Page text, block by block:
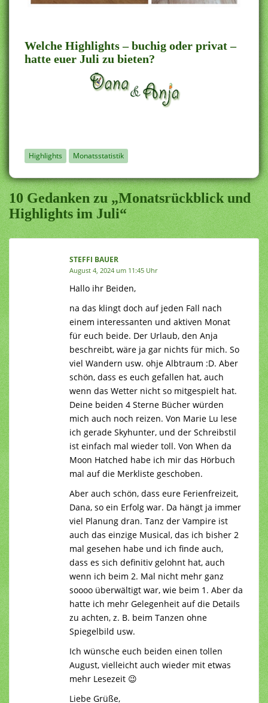
Welche Highlights – buchig oder privat –
hatte euer Juli zu bieten?
Highlights Monatsstatistik
10 Gedanken zu „Monatsrückblick und
Highlights im Juli“
STEFFI BAUER
August 4, 2024 um 11:45 Uhr
Hallo ihr Beiden,
na das klingt doch auf jeden Fall nach
einem interessanten und aktiven Monat
für euch beide. Der Urlaub, den Anja
beschreibt, wäre ja gar nichts für mich. So
viel Wandern usw. ohje Albtraum :D. Aber
schön, dass es euch gefallen hat, auch
wenn das Wetter nicht so mitgespielt hat.
Deine beiden 4 Sterne Bücher würden
mich auch noch reizen. Von Marie Lu lese
ich gerade Skyhunter, und der Schreibstil
ist einfach mal wieder toll. Von When da
Moon Hatched habe ich mir das Hörbuch
mal auf die Merkliste geschoben.
Aber auch schön, dass eure Ferienfreizeit,
Dana, so ein Erfolg war. Da hängt ja immer
viel Planung dran. Tanz der Vampire ist
auch das einzige Musical, das ich bisher 2
mal gesehen habe und ich finde auch,
dass es sich definitiv gelohnt hat, auch
wenn ich beim 2. Mal nicht mehr ganz
soooo überwältigt war, wie beim 1. Aber da
hatte ich mehr Gelegenheit auf die Details
zu achten, z. B. beim Tanzen ohne
Spiegelbild usw.
Ich wünsche euch beiden einen tollen
August, vielleicht auch wieder mit etwas
mehr Lesezeit 😉
Liebe Grüße,